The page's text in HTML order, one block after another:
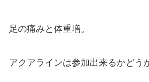
足の痛みと体重増。
アクアラインは参加出来るかどう